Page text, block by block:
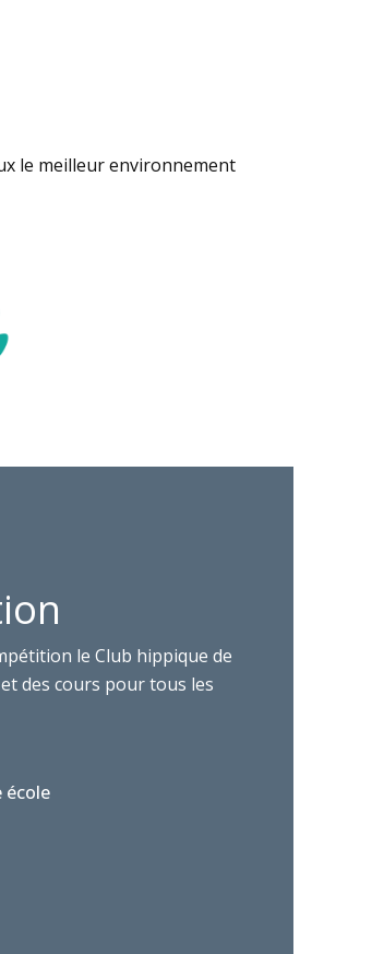
le meilleur environnement
le Club hippique de
des cours pour tous les
école